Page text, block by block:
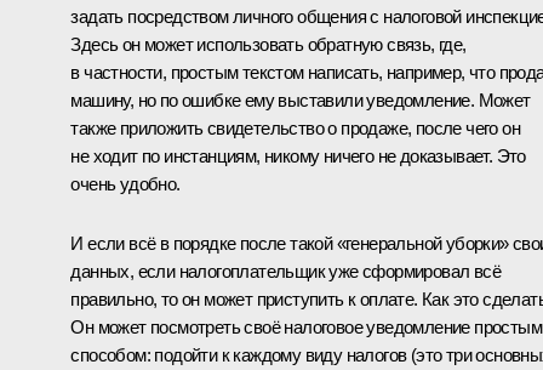
задать посредством личного общения с налоговой
Здесь он может использовать обратную связь, где,
в частности, простым текстом написать, например, что
машину, но по ошибке ему выставили уведомление. Может
также приложить свидетельство о продаже, после чего он
не ходит по инстанциям, никому ничего не доказывает. Это
очень удобно.
И если всё в порядке после такой «генеральной уборки»
данных, если налогоплательщик уже сформировал всё
правильно, то он может приступить к оплате. Как это
Он может посмотреть своё налоговое уведомление простым
способом: подойти к каждому виду налогов (это три